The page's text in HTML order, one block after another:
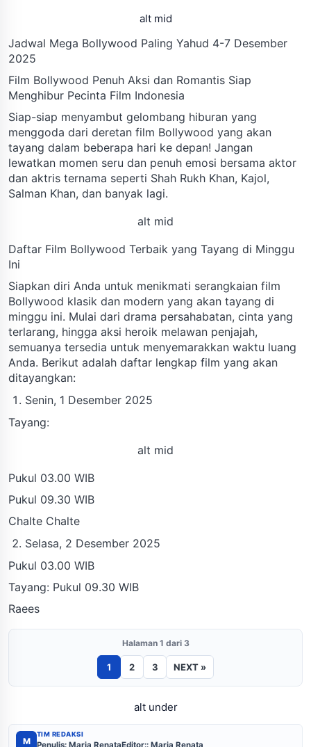
alt mid
Jadwal Mega Bollywood Paling Yahud 4-7 Desember
2025
Film Bollywood Penuh Aksi dan Romantis Siap
Menghibur Pecinta Film Indonesia
Siap-siap menyambut gelombang hiburan yang
menggoda dari deretan film Bollywood yang akan
tayang dalam beberapa hari ke depan! Jangan
lewatkan momen seru dan penuh emosi bersama aktor
dan aktris ternama seperti Shah Rukh Khan, Kajol,
Salman Khan, dan banyak lagi.
alt mid
Daftar Film Bollywood Terbaik yang Tayang di Minggu
Ini
Siapkan diri Anda untuk menikmati serangkaian film
Bollywood klasik dan modern yang akan tayang di
minggu ini. Mulai dari drama persahabatan, cinta yang
terlarang, hingga aksi heroik melawan penjajah,
semuanya tersedia untuk menyemarakkan waktu luang
Anda. Berikut adalah daftar lengkap film yang akan
ditayangkan:
Senin, 1 Desember 2025
Tayang:
alt mid
Pukul 03.00 WIB
Pukul 09.30 WIB
Chalte Chalte
Selasa, 2 Desember 2025
Pukul 03.00 WIB
Tayang: Pukul 09.30 WIB
Raees
Halaman 1 dari 3
1 2 3 NEXT »
alt under
M
TIM REDAKSI
Penulis: Maria RenataEditor:: Maria Renata